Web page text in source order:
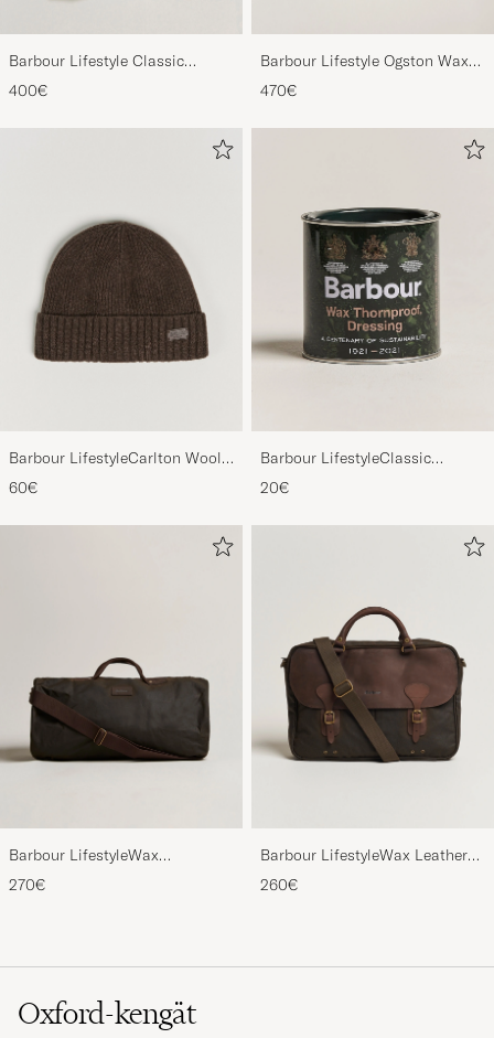
Barbour Lifestyle Classic
Bedale Jacket Olive
400€
Barbour Lifestyle Ogston Waxed
Jacket Olive
470€
Barbour LifestyleCarlton Wool
BeanieMid Brown
60€
Barbour LifestyleClassic
Thornproof Dressing
20€
Barbour LifestyleWax
HoldallOlive
270€
Barbour LifestyleWax Leather
Briefcase Olive
260€
Oxford-kengät